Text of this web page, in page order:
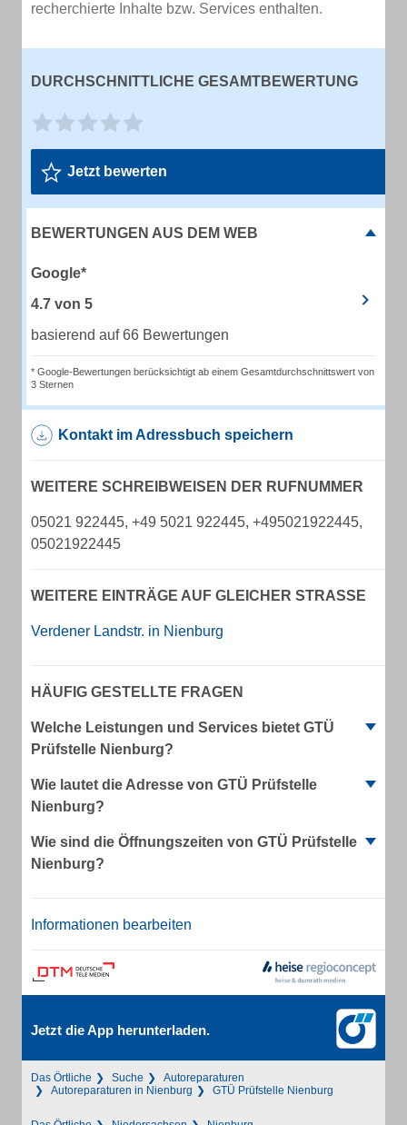
recherchierte Inhalte bzw. Services enthalten.
DURCHSCHNITTLICHE GESAMTBEWERTUNG
Jetzt bewerten
BEWERTUNGEN AUS DEM WEB
Google*
4.7 von 5
basierend auf 66 Bewertungen
* Google-Bewertungen berücksichtigt ab einem Gesamtdurchschnittswert von
3 Sternen
Kontakt im Adressbuch speichern
WEITERE SCHREIBWEISEN DER RUFNUMMER
05021 922445, +49 5021 922445, +495021922445,
05021922445
WEITERE EINTRÄGE AUF GLEICHER STRASSE
Verdener Landstr. in Nienburg
HÄUFIG GESTELLTE FRAGEN
Welche Leistungen und Services bietet GTÜ
Prüfstelle Nienburg?
Wie lautet die Adresse von GTÜ Prüfstelle
Nienburg?
Wie sind die Öffnungszeiten von GTÜ Prüfstelle
Nienburg?
Informationen bearbeiten
Jetzt die App herunterladen.
Das Örtliche Suche
Autoreparaturen
Autoreparaturen in Nienburg
GTÜ Prüfstelle Nienburg